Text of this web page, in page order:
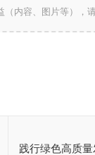
内容、图片等），
践行绿色高质